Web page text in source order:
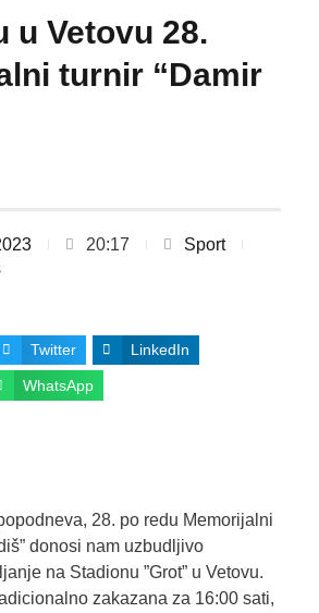
u Vetovu 28.
turnir “Damir
20:17
Sport
Twitter LinkedIn
WhatsApp
28. po redu Memorijalni
donosi nam uzbudljivo
na Stadionu ”Grot” u Vetovu.
zakazana za 16:00 sati,